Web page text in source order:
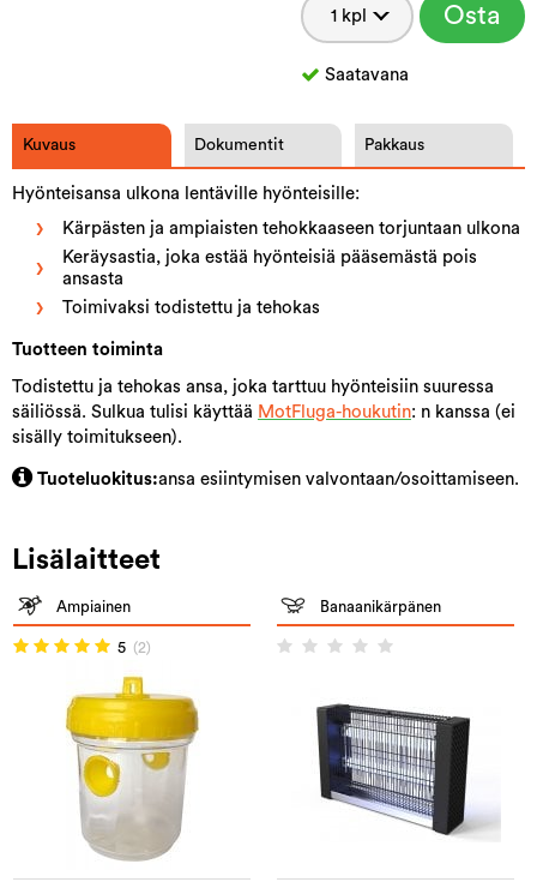
Osta
Saatavana
Kuvaus Dokumentit Pakkaus
Hyönteisansa ulkona lentäville hyönteisille:
Kärpästen ja ampiaisten tehokkaaseen torjuntaan ulkona
Keräysastia, joka estää hyönteisiä pääsemästä pois
ansasta
Toimivaksi todistettu ja tehokas
Tuotteen toiminta
Todistettu ja tehokas ansa, joka tarttuu hyönteisiin suuressa
säiliössä. Sulkua tulisi käyttää MotFluga-houkutin: n kanssa (ei
sisälly toimitukseen).
Tuoteluokitus:ansa esiintymisen valvontaan/osoittamiseen.
Lisälaitteet
Ampiainen
5 (2)
Banaanikärpänen